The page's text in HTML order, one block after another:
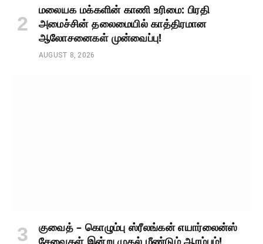
மலையக மக்களின் காணி உரிமை: பிரதி
அமைச்சின் தலைமையில் காத்திரமான
ஆலோசனைகள் முன்வைப்பு!
AUGUST 8, 2026
குவைத் – கொழும்பு ஸ்ரீலங்கன் எயார்லைன்ஸ்
சேவைகள் இன்று முதல் மீண்டும் ஆரம்பம்!